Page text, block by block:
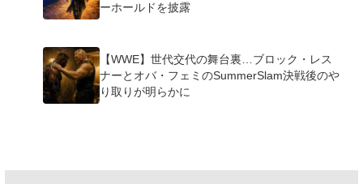
ーホールドを披露
【WWE】世代交代の舞台裏…ブロック・レス
ナーとオバ・フェミのSummerSlam決戦後のや
り取りが明らかに